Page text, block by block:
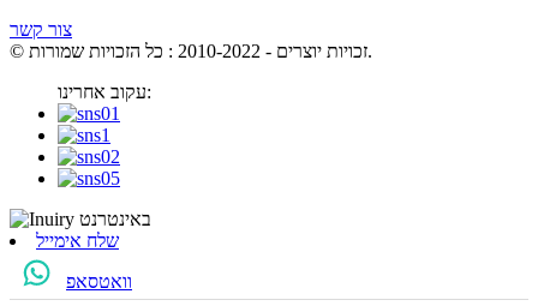
צור קשר
© זכויות יוצרים - 2010-2022 : כל הזכויות שמורות.
עקוב אחרינו:
שלח אימייל
וואטסאפ